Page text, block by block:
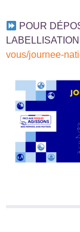
POUR
vous/journee-